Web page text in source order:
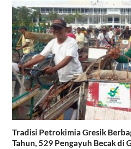
Tradisi Petrokimia Gresik
Tahun, 529 Pengayuh Becak di